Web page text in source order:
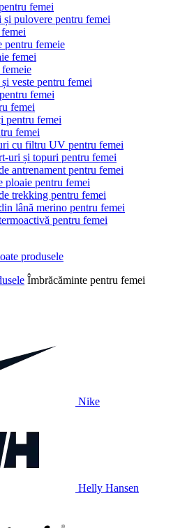
femei
pulovere pentru femei
pentru femeie
femei
veste pentru femei
femei
femei
pentru femei
femei
cu filtru UV pentru femei
uri și topuri pentru femei
antrenament pentru femei
ploaie pentru femei
trekking pentru femei
lână merino pentru femei
pentru femei
Îmbrăcăminte pentru femei
Nike
Helly Hansen